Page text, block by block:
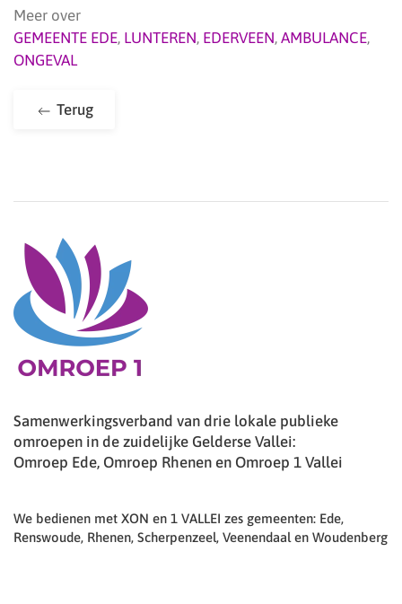
Meer over
GEMEENTE EDE, LUNTEREN, EDERVEEN, AMBULANCE,
ONGEVAL
Terug
Samenwerkingsverband van drie lokale publieke
omroepen in de zuidelijke Gelderse Vallei:
Omroep Ede, Omroep Rhenen en Omroep 1 Vallei
We bedienen met XON en 1 VALLEI zes gemeenten: Ede,
Renswoude, Rhenen, Scherpenzeel, Veenendaal en Woudenberg